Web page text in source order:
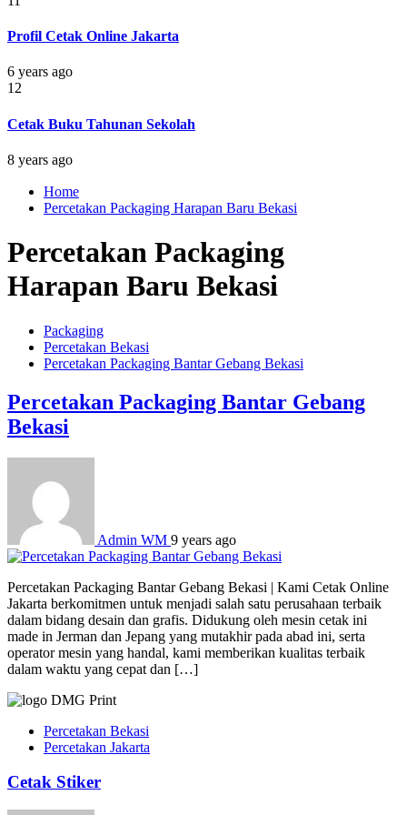
Profil Cetak Online Jakarta
6 years ago
12
Cetak Buku Tahunan Sekolah
8 years ago
Home
Percetakan Packaging Harapan Baru Bekasi
Percetakan Packaging
Harapan Baru Bekasi
Packaging
Percetakan Bekasi
Percetakan Packaging Bantar Gebang Bekasi
Percetakan Packaging Bantar Gebang
Bekasi
Admin WM 9 years ago
Percetakan Packaging Bantar Gebang Bekasi | Kami Cetak Online
Jakarta berkomitmen untuk menjadi salah satu perusahaan terbaik
dalam bidang desain dan grafis. Didukung oleh mesin cetak ini
made in Jerman dan Jepang yang mutakhir pada abad ini, serta
operator mesin yang handal, kami memberikan kualitas terbaik
dalam waktu yang cepat dan […]
Percetakan Bekasi
Percetakan Jakarta
Cetak Stiker